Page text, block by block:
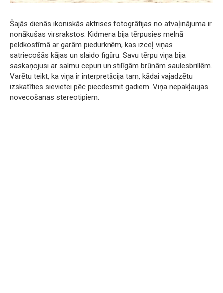
Šajās dienās ikoniskās aktrises fotogrāfijas no atvaļinājuma ir
nonākušas virsrakstos. Kidmena bija tērpusies melnā
peldkostīmā ar garām piedurknēm, kas izceļ viņas
satriecošās kājas un slaido figūru. Savu tērpu viņa bija
saskaņojusi ar salmu cepuri un stilīgām brūnām saulesbrillēm.
Varētu teikt, ka viņa ir interpretācija tam, kādai vajadzētu
izskatīties sievietei pēc piecdesmit gadiem. Viņa nepakļaujas
novecošanas stereotipiem.